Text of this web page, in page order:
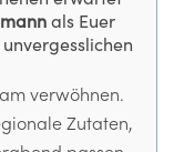
als Euer
verwöhnen.
Zutaten,